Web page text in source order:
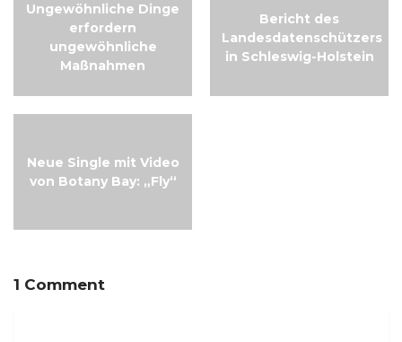
Ungewöhnliche Dinge
erfordern
ungewöhnliche
Maßnahmen
Bericht des
Landesdatenschützers
in Schleswig-Holstein
Neue Single mit Video
von Botany Bay: „Fly“
1 Comment